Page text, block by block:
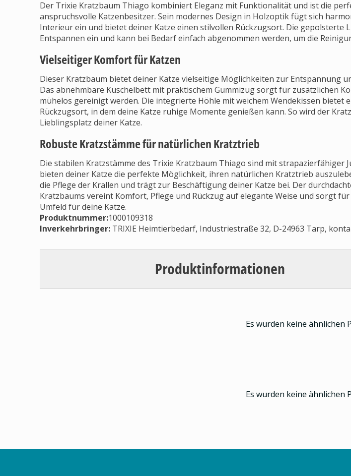
Der Trixie Kratzbaum Thiago kombiniert Eleganz mit Funktionalität und ist die
anspruchsvolle Katzenbesitzer. Sein modernes Design in Holzoptik fügt sich
Interieur ein und bietet deiner Katze einen stilvollen Rückzugsort. Die gepolsterte
Entspannen ein und kann bei Bedarf einfach abgenommen werden, um die
Vielseitiger Komfort für Katzen
Dieser Kratzbaum bietet deiner Katze vielseitige Möglichkeiten zur Entspannung
Das abnehmbare Kuschelbett mit praktischem Gummizug sorgt für zusätzlichen
mühelos gereinigt werden. Die integrierte Höhle mit weichem Wendekissen bietet
Rückzugsort, in dem deine Katze ruhige Momente genießen kann. So wird der
Lieblingsplatz deiner Katze.
Robuste Kratzstämme für natürlichen Kratztrieb
Die stabilen Kratzstämme des Trixie Kratzbaum Thiago sind mit strapazierfähiger
bieten deiner Katze die perfekte Möglichkeit, ihren natürlichen Kratztrieb
die Pflege der Krallen und trägt zur Beschäftigung deiner Katze bei. Der
Kratzbaums vereint Komfort, Pflege und Rückzug auf elegante Weise und sorgt
Umfeld für deine Katze.
Produktnummer:1000109318
Inverkehrbringer: TRIXIE Heimtierbedarf, Industriestraße 32, D-24963 Tarp,
Produktinformationen
Es wurden keine ähnlichen
Es wurden keine ähnlichen